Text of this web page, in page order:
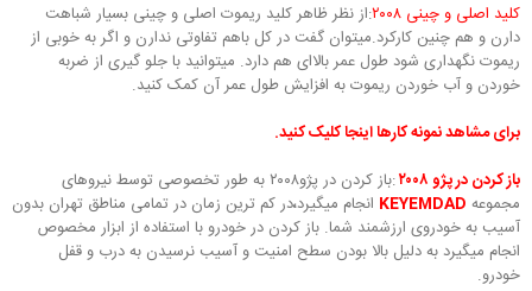
کلید اصلی و چینی ۲۰۰۸
:از نظر ظاهر کلید ریموت اصلی و چینی بسیار شباهت
دارن و هم چنین کارکرد.میتوان گفت در کل باهم تفاوتی ندارن و اگر به خوبی از
ریموت نگهداری شود طول عمر بالاای هم دارد. میتوانید با جلو گیری از ضربه
خوردن و آب خوردن ریموت به افزایش طول عمر آن کمک کنید.
برای مشاهد نمونه کارها اینجا کلیک کنید.
باز کردن در پژو ۲۰۰۸
:باز کردن در پژو۲۰۰۸ به طور تخصوصی توسط نیروهای
مجموعهKEYEMDADانجام میگیرد،در کم ترین زمان در تمامی مناطق تهران بدون
آسیب به خودروی ارزشمند شما. باز کردن در خودرو با استفاده از ابزار مخصوص
انجام میگیرد به دلیل بالا بودن سطح امنیت و آسیب نرسیدن به درب و قفل
خودرو.